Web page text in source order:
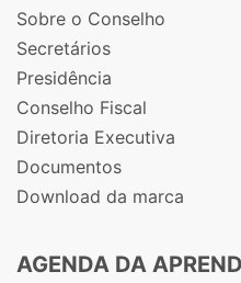
Sobre o Conselho
Secretários
Presidência
Conselho Fiscal
Diretoria Executiva
Documentos
Download da marca
AGENDA DA